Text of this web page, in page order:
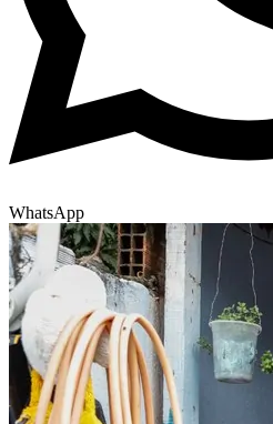
WhatsApp